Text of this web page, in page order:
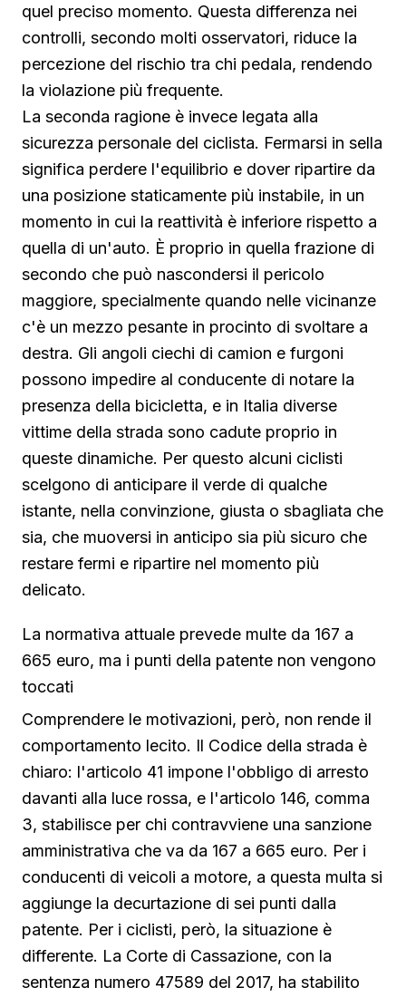
quel preciso momento. Questa differenza nei
controlli, secondo molti osservatori, riduce la
percezione del rischio tra chi pedala, rendendo
la violazione più frequente.
La seconda ragione è invece legata alla
sicurezza personale del ciclista. Fermarsi in sella
significa perdere l'equilibrio e dover ripartire da
una posizione staticamente più instabile, in un
momento in cui la reattività è inferiore rispetto a
quella di un'auto. È proprio in quella frazione di
secondo che può nascondersi il pericolo
maggiore, specialmente quando nelle vicinanze
c'è un mezzo pesante in procinto di svoltare a
destra. Gli angoli ciechi di camion e furgoni
possono impedire al conducente di notare la
presenza della bicicletta, e in Italia diverse
vittime della strada sono cadute proprio in
queste dinamiche. Per questo alcuni ciclisti
scelgono di anticipare il verde di qualche
istante, nella convinzione, giusta o sbagliata che
sia, che muoversi in anticipo sia più sicuro che
restare fermi e ripartire nel momento più
delicato.
La normativa attuale prevede multe da 167 a
665 euro, ma i punti della patente non vengono
toccati
Comprendere le motivazioni, però, non rende il
comportamento lecito. Il Codice della strada è
chiaro: l'articolo 41 impone l'obbligo di arresto
davanti alla luce rossa, e l'articolo 146, comma
3, stabilisce per chi contravviene una sanzione
amministrativa che va da 167 a 665 euro. Per i
conducenti di veicoli a motore, a questa multa si
aggiunge la decurtazione di sei punti dalla
patente. Per i ciclisti, però, la situazione è
differente. La Corte di Cassazione, con la
sentenza numero 47589 del 2017, ha stabilito